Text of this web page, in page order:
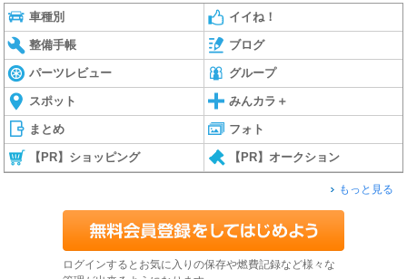
車種別 イイね！
整備手帳 ブログ
パーツレビュー グループ
スポット みんカラ＋
まとめ フォト
【PR】ショッピング 【PR】オークション
もっと見る
ログインするとお気に入りの保存や燃費記録など様々な